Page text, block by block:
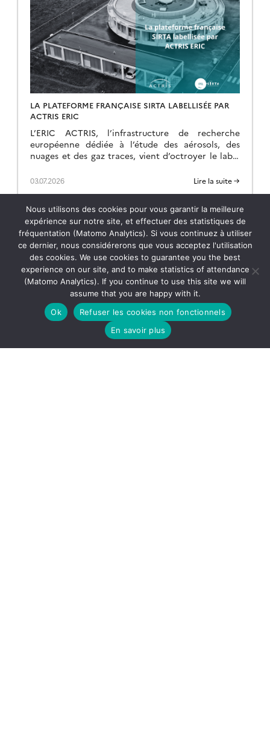
LA PLATEFORME FRANÇAISE SIRTA LABELLISÉE PAR
ACTRIS ERIC
L’ERIC ACTRIS, l’infrastructure de recherche
européenne dédiée à l’étude des aérosols, des
nuages et des gaz traces, vient d’octroyer le label
au site […]
03.07.2026 Lire la suite →
Actualités
CORE ACTRIS-FR
Nous utilisons des cookies pour vous garantir la meilleure
expérience sur notre site, et effectuer des statistiques de
fréquentation (Matomo Analytics). Si vous continuez à utiliser
ce dernier, nous considérerons que vous acceptez l'utilisation
des cookies. We use cookies to guarantee you the best
experience on our site, and to make statistics of attendance
(Matomo Analytics). If you continue to use this site we will
assume that you are happy with it.
Ok
Refuser les cookies non fonctionnels
En savoir plus